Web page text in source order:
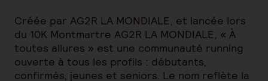
Créée par AG2R LA MONDIALE, et lancée lors
du 10K Montmartre AG2R LA MONDIALE, « À
toutes allures » est une communauté running
ouverte à tous les profils : débutants,
confirmés, jeunes et seniors. Le nom reflète la